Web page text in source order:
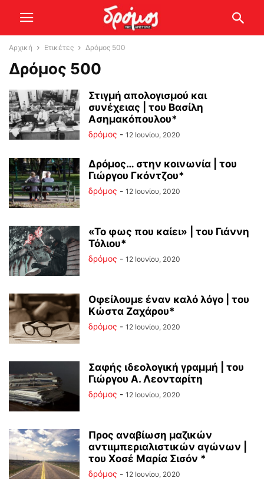
Αρχική Ετικέτες Δρόμος 500
Δρόμος 500
Στιγμή απολογισμού και
συνέχειας | του Βασίλη
Ασημακόπουλου*
δρόμος - 12 Ιουνίου, 2020
Δρόμος… στην κοινωνία | του
Γιώργου Γκόντζου*
δρόμος - 12 Ιουνίου, 2020
«Το φως που καίει» | του Γιάννη
Τόλιου*
δρόμος - 12 Ιουνίου, 2020
Οφείλουμε έναν καλό λόγο | του
Κώστα Ζαχάρου*
δρόμος - 12 Ιουνίου, 2020
Σαφής ιδεολογική γραμμή | του
Γιώργου Α. Λεονταρίτη
δρόμος - 12 Ιουνίου, 2020
Προς αναβίωση μαζικών
αντιιμπεριαλιστικών αγώνων |
του Χοσέ Μαρία Σισόν *
δρόμος - 12 Ιουνίου, 2020